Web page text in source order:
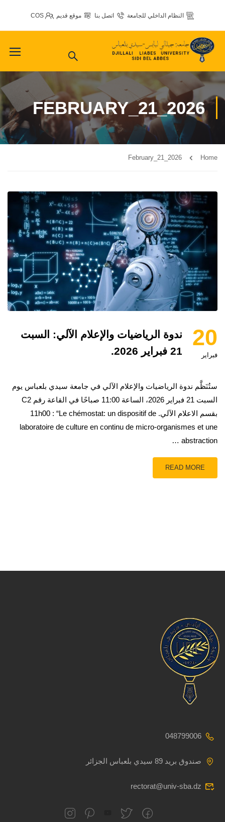
النظام الداخلي للجامعة اتصل بنا موقع قديم COS
FEBRUARY_21_2026
Home
February_21_2026
20
فبراير
ندوة الرياضيات والإعلام الآلي: السبت
21 فبراير 2026.
ستُنَظَّم ندوة الرياضيات والإعلام الآلي في جامعة سيدي بلعباس يوم
السبت 21 فبراير 2026، الساعة 11:00 صباحًا في القاعة رقم C2
بقسم الاعلام الآلي. 11h00 : “Le chémostat: un dispositif de
laboratoire de culture en continu de micro-organismes et une
abstraction …
READ MORE
048799006
صندوق بريد 89 سيدي بلعباس الجزائر
rectorat@univ-sba.dz